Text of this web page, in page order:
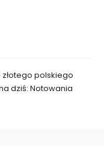
polskiego
dziś: Notowania